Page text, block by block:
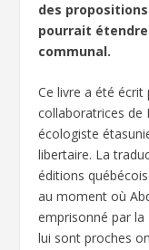
des
pourrait étendre
communal.
Ce livre a été écrit
collaboratrices de
écologiste
libertaire. La
éditions
au moment où
emprisonné par
lui sont proches